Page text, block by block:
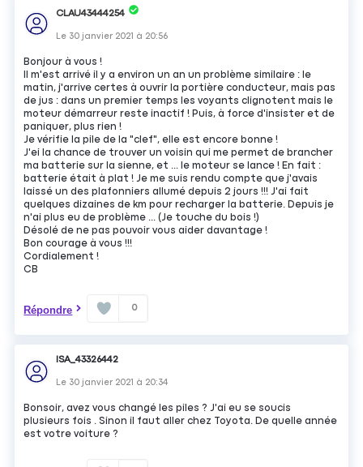
CLAU43444254
Le 30 janvier 2021 à 20:56
Bonjour à vous !
Il m'est arrivé il y a environ un an un problème similaire : le
matin, j'arrive certes à ouvrir la portière conducteur, mais pas
de jus : dans un premier temps les voyants clignotent mais le
moteur démarreur reste inactif ! Puis, à force d'insister et de
paniquer, plus rien !
Je vérifie la pile de la "clef", elle est encore bonne !
J'ei la chance de trouver un voisin qui me permet de brancher
ma batterie sur la sienne, et ... le moteur se lance ! En fait :
batterie était à plat ! Je me suis rendu compte que j'avais
laissé un des plafonniers allumé depuis 2 jours !!! J'ai fait
quelques dizaines de km pour recharger la batterie. Depuis je
n'ai plus eu de problème ... (Je touche du bois !)
Désolé de ne pas pouvoir vous aider davantage !
Bon courage à vous !!!
Cordialement !
CB
Répondre 0
ISA_43326442
Le 30 janvier 2021 à 20:34
Bonsoir, avez vous changé les piles ? J'ai eu se soucis
plusieurs fois . Sinon il faut aller chez Toyota. De quelle année
est votre voiture ?